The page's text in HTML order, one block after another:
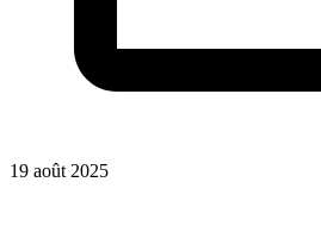
19 août 2025